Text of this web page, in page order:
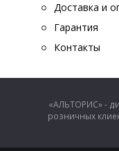
Доставка и
Гарантия
Контакты
«АЛЬТОРИС» -
розничных